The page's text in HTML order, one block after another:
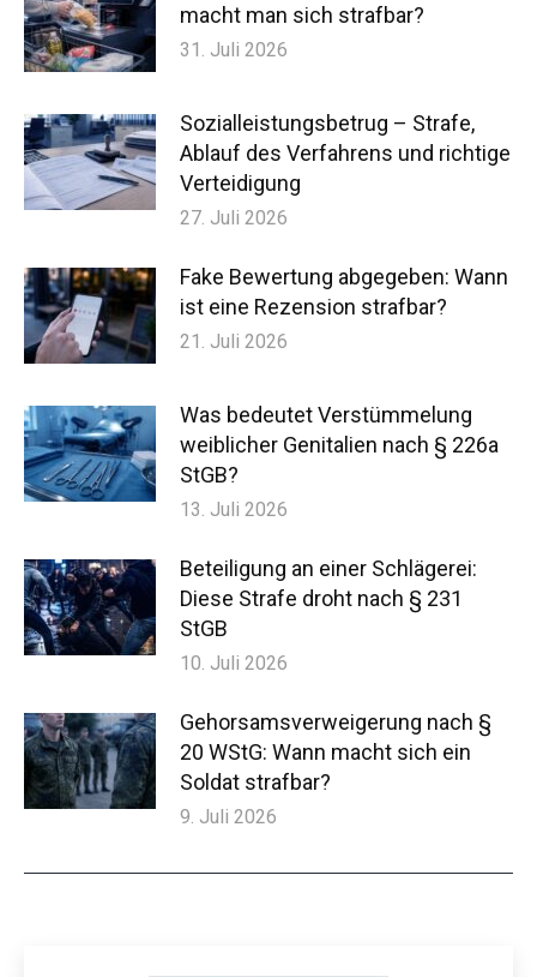
macht man sich strafbar?
31. Juli 2026
Sozialleistungsbetrug – Strafe,
Ablauf des Verfahrens und richtige
Verteidigung
27. Juli 2026
Fake Bewertung abgegeben: Wann
ist eine Rezension strafbar?
21. Juli 2026
Was bedeutet Verstümmelung
weiblicher Genitalien nach § 226a
StGB?
13. Juli 2026
Beteiligung an einer Schlägerei:
Diese Strafe droht nach § 231
StGB
10. Juli 2026
Gehorsamsverweigerung nach §
20 WStG: Wann macht sich ein
Soldat strafbar?
9. Juli 2026